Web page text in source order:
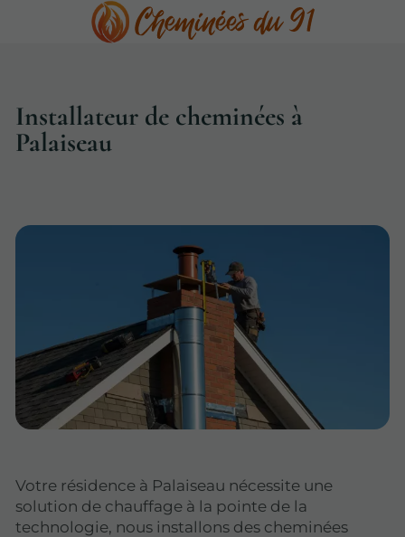
Installateur de cheminées à
Palaiseau
Votre résidence à Palaiseau nécessite une
solution de chauffage à la pointe de la
technologie, nous installons des cheminées